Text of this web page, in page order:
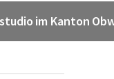
im Kanton